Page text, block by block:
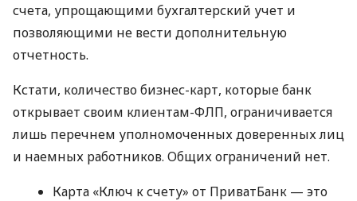
счета, упрощающими бухгалтерский учет и
позволяющими не вести дополнительную
отчетность.
Кстати, количество бизнес-карт, которые банк
открывает своим клиентам-ФЛП, ограничивается
лишь перечнем уполномоченных доверенных лиц
и наемных работников. Общих ограничений нет.
Карта «Ключ к счету» от ПриватБанк — это